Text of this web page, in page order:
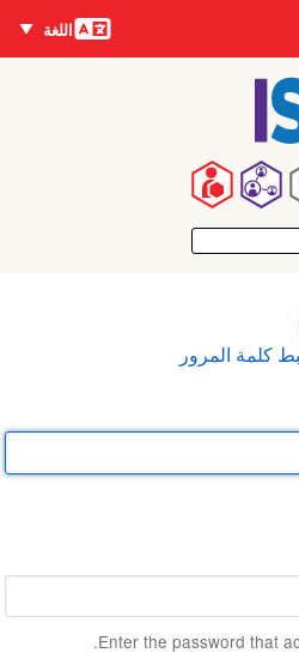
اللغات
اللغة
كلمة المرور
Enter the password that